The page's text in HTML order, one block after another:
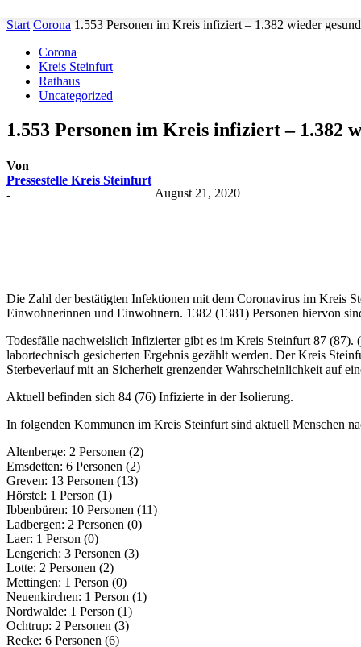
Start Corona 1.553 Personen im Kreis infiziert – 1.382 wieder
Corona
Kreis Steinfurt
Rathaus
Uncategorized
1.553 Personen im Kreis infiziert – 1.382
Von
Pressestelle Kreis Steinfurt
-
August 21, 2020
Die Zahl der bestätigten Infektionen mit dem Coronavirus im Kreis
Einwohnerinnen und Einwohnern. 1382 (1381) Personen hiervon
Todesfälle nachweislich Infizierter gibt es im Kreis Steinfurt 87
labortechnisch gesicherten Ergebnis gezählt werden. Der Kreis
Sterbeverlauf mit an Sicherheit grenzender Wahrscheinlichkeit auf
Aktuell befinden sich 84 (76) Infizierte in der Isolierung.
In folgenden Kommunen im Kreis Steinfurt sind aktuell Menschen
Altenberge: 2 Personen (2)
Emsdetten: 6 Personen (2)
Greven: 13 Personen (13)
Hörstel: 1 Person (1)
Ibbenbüren: 10 Personen (11)
Ladbergen: 2 Personen (0)
Laer: 1 Person (0)
Lengerich: 3 Personen (3)
Lotte: 2 Personen (2)
Mettingen: 1 Person (0)
Neuenkirchen: 1 Person (1)
Nordwalde: 1 Person (1)
Ochtrup: 2 Personen (3)
Recke: 6 Personen (6)